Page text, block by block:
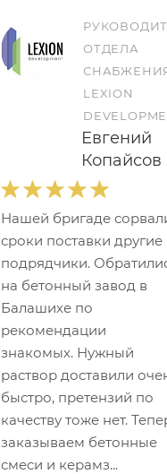
ОТДЕЛА
LEXION
Евгений
Копайсов
Нашей бригаде
сроки поставки другие
подрядчики.
на бетонный завод в
Балашихе по
рекомендации
знакомых. Нужный
раствор доставили
быстро, претензий по
качеству тоже нет.
заказываем бетонные
смеси и керамз...